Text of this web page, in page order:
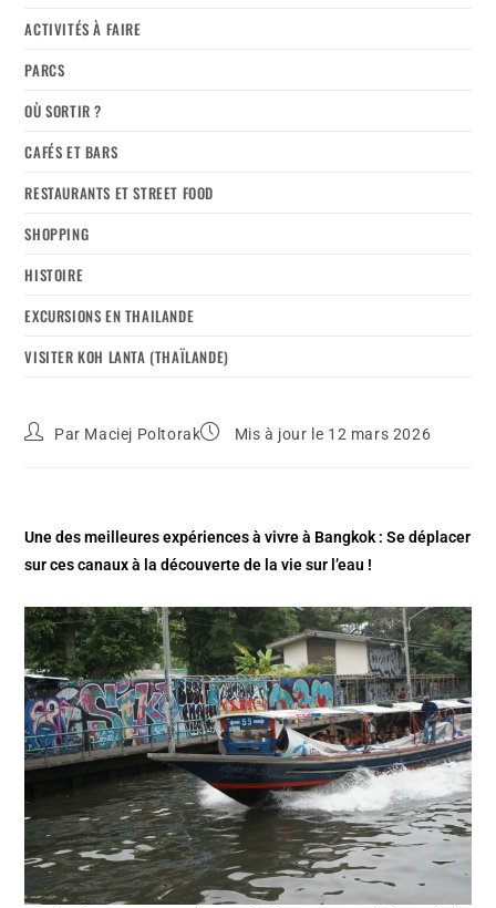
ACTIVITÉS À FAIRE
PARCS
OÙ SORTIR ?
CAFÉS ET BARS
RESTAURANTS ET STREET FOOD
SHOPPING
HISTOIRE
EXCURSIONS EN THAILANDE
VISITER KOH LANTA (THAÏLANDE)
Par Maciej Poltorak Mis à jour le 12 mars 2026
Une des meilleures expériences à vivre à Bangkok : Se déplacer
sur ces canaux à la découverte de la vie sur l’eau !